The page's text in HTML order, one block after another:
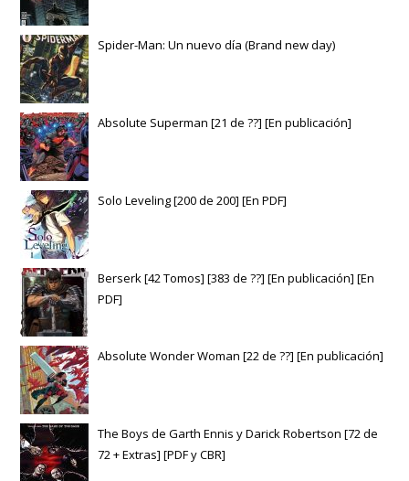
Spider-Man: Un nuevo día (Brand new day)
Absolute Superman [21 de ??] [En publicación]
Solo Leveling [200 de 200] [En PDF]
Berserk [42 Tomos] [383 de ??] [En publicación] [En
PDF]
Absolute Wonder Woman [22 de ??] [En publicación]
The Boys de Garth Ennis y Darick Robertson [72 de
72 + Extras] [PDF y CBR]